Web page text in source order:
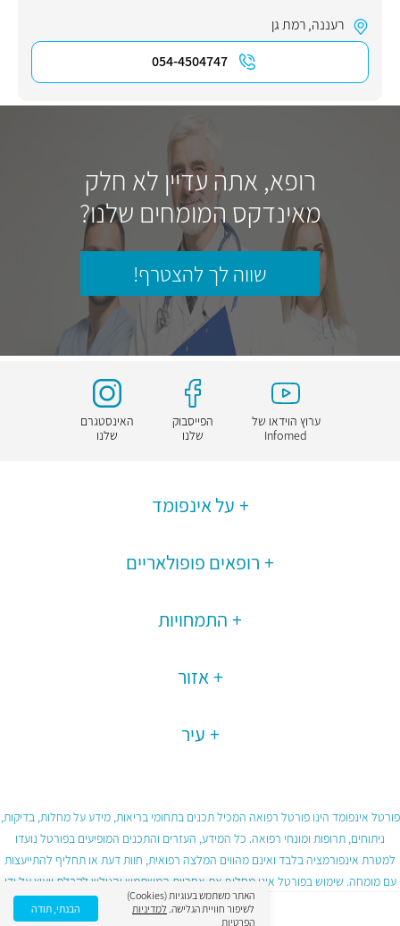
רעננה,רמת גן
054-4504747
רופא, אתה עדיין לא חלק
מאינדקס המומחים שלנו?
שווה לך להצטרף!
ערוץ הוידאו של
Infomed
הפייסבוק
שלנו
האינסטגרם
שלנו
על אינפומד
רופאים פופולאריים
התמחויות
אזור
עיר
פורטל אינפומד הינו פורטל רפואה המכיל תכנים בתחומי בריאות, מידע על מחלות, בדיקות,
ניתוחים, תרופות ומונחי רפואה. כל המידע, העזרים והתכנים המופיעים בפורטל נועדו
למטרת אינפורמציה בלבד ואינם מהווים המלצה רפואית, חוות דעת או תחליף להתייעצות
עם מומחה. שימוש בפורטל אינו מחליף את אחריות המשתמש והגולש לקבלת ייעוץ על ידי
גורם רפואי מוסמך ובכפוף לתנאי השימוש בפורטל.
האתר משתמש בעוגיות (Cookies)
לשיפור חוויית הגלישה. למדיניות
הפרטיות
הבנתי, תודה